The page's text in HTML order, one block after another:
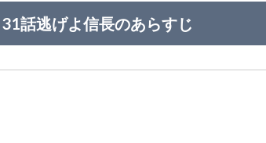
話逃げよ信長のあらすじ